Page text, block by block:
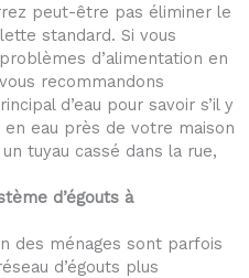
peut-être pas éliminer le
standard. Si vous
d’alimentation en
recommandons
d’eau pour savoir s’il y
eau près de votre maison
tuyau cassé dans la rue,
d’égouts à
des ménages sont parfois
d’égouts plus